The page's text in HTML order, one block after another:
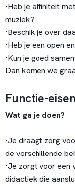
·Heb je affiniteit
muziek?
·Beschik je over
·Heb je een open
·Kun je goed
Dan komen we
Functie-eisen
Wat ga je doen?
·Je draagt zorg
de verschillende
·Je zorgt voor een
didactiek die